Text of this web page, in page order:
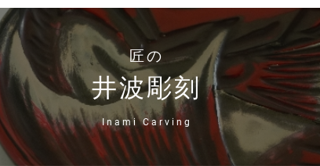
匠の
井波彫刻
Inami Carving